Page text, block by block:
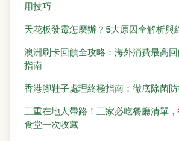
用技巧
天花板發霉怎麼辦？5大原因全解析與
澳洲刷卡回饋全攻略：海外消費最高
指南
香港腳鞋子處理終極指南：徹底除菌
三重在地人帶路！三家必吃餐廳清單
食堂一次收藏